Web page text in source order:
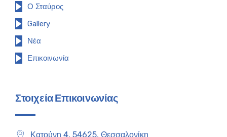
Ο Σταύρος
Gallery
Νέα
Επικοινωνία
Στοιχεία Επικοινωνίας
Κατούνη 4, 54625, Θεσσαλονίκη